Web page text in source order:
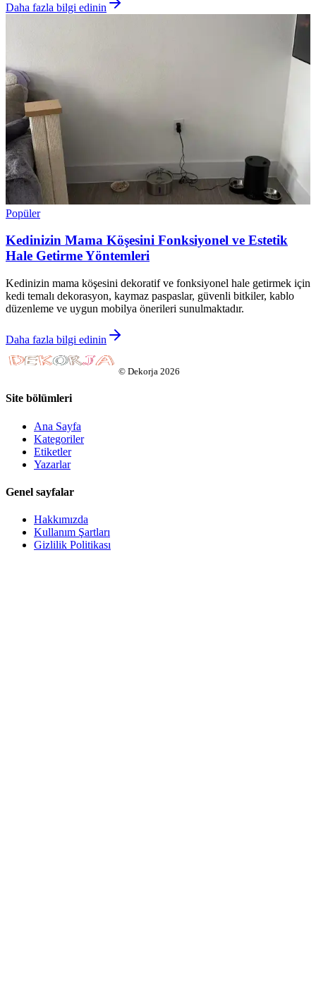
Daha fazla bilgi edinin
Popüler
Kedinizin Mama Köşesini Fonksiyonel ve Estetik
Hale Getirme Yöntemleri
Kedinizin mama köşesini dekoratif ve fonksiyonel hale getirmek için
kedi temalı dekorasyon, kaymaz paspaslar, güvenli bitkiler, kablo
düzenleme ve uygun mobilya önerileri sunulmaktadır.
Daha fazla bilgi edinin
© Dekorja 2026
Site bölümleri
Ana Sayfa
Kategoriler
Etiketler
Yazarlar
Genel sayfalar
Hakkımızda
Kullanım Şartları
Gizlilik Politikası